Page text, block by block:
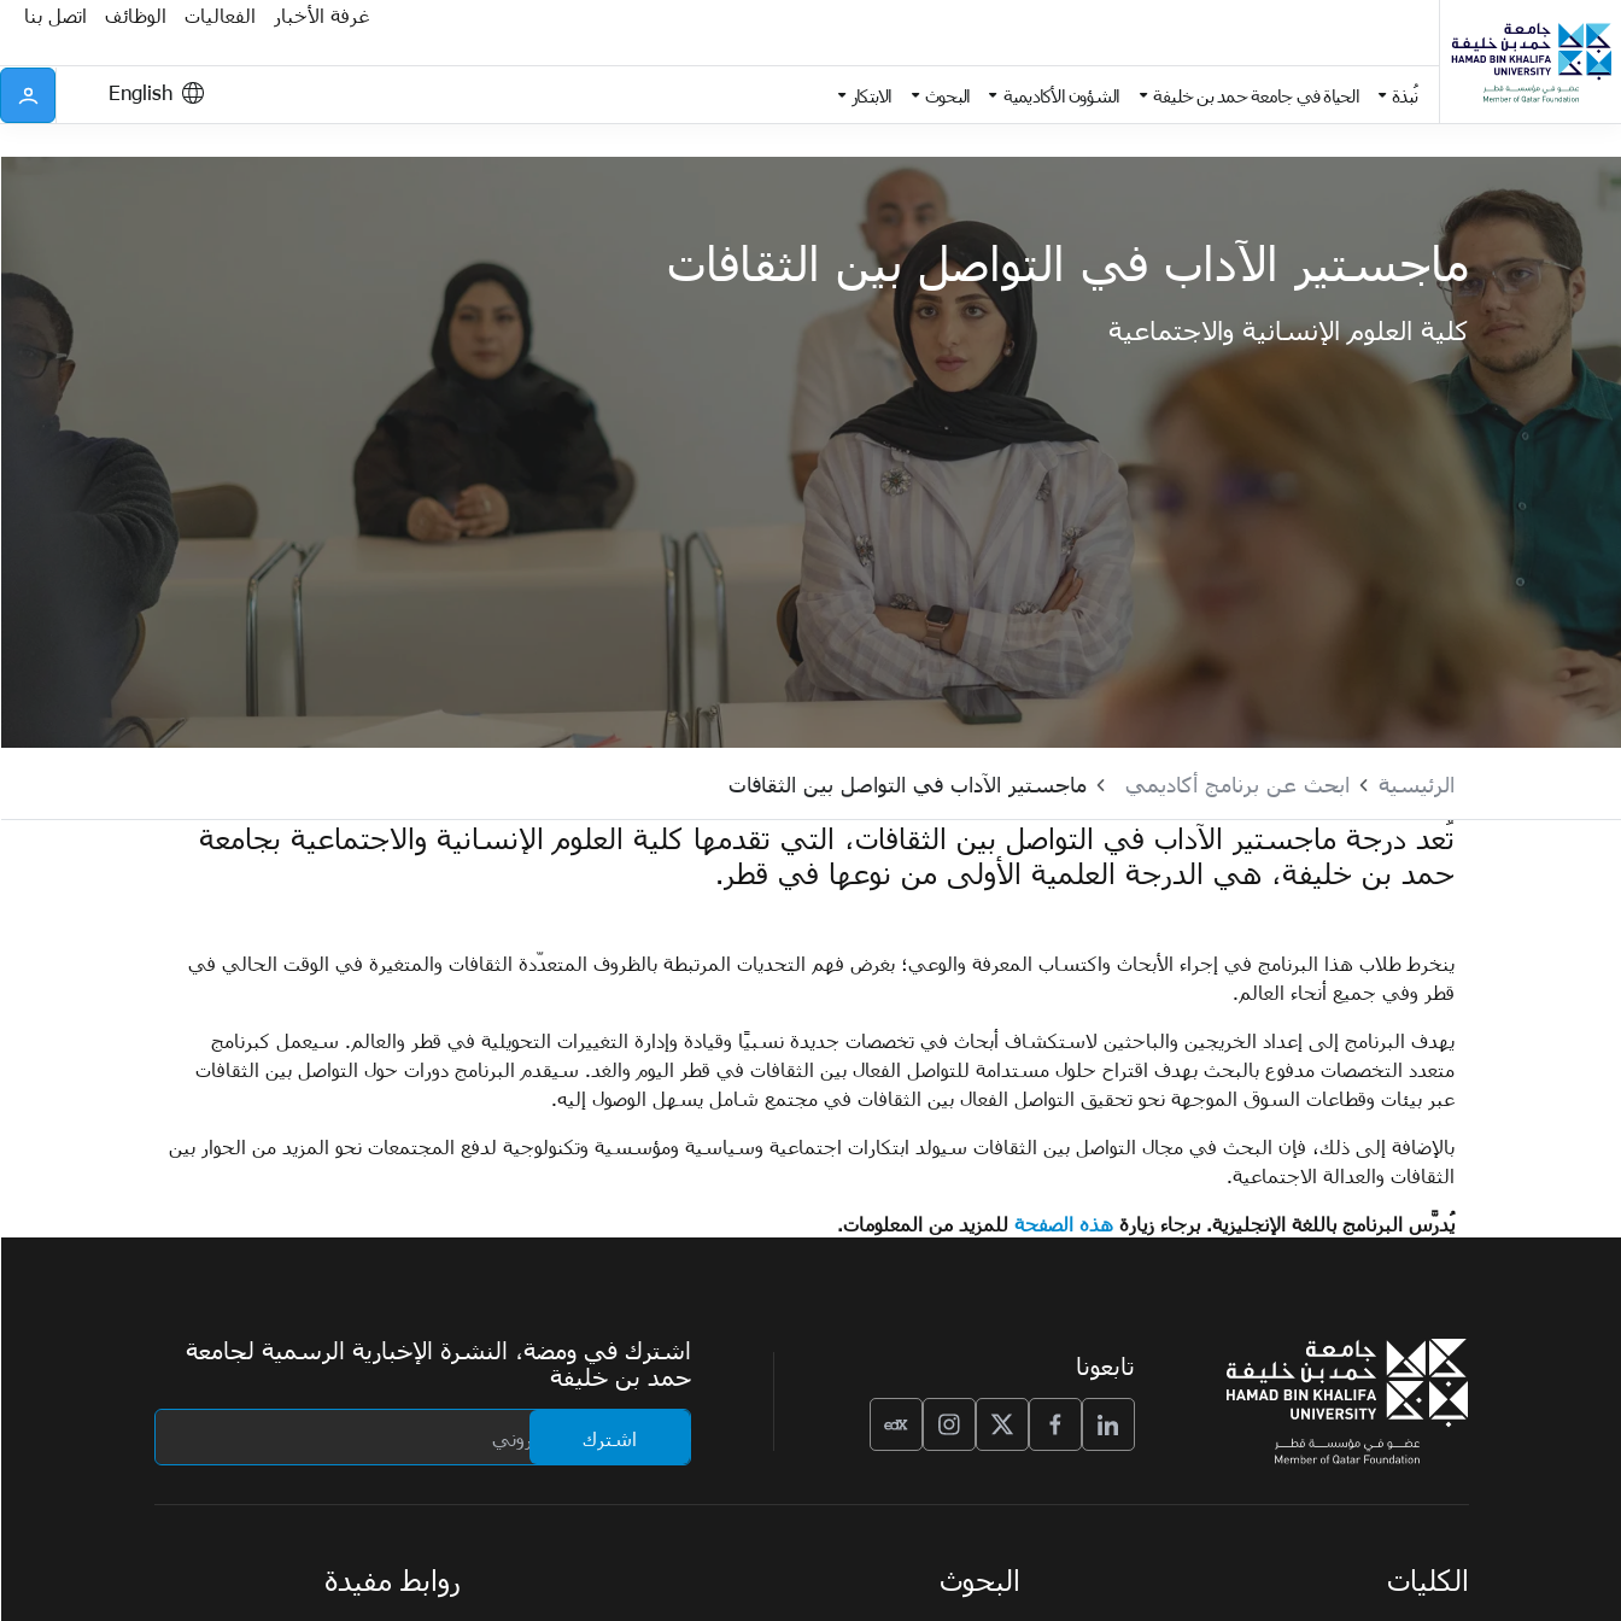
غرفة الأخبار الفعاليات الوظائف اتصل بنا
نُبذة الحياة في جامعة حمد بن خليفة الشؤون الأكاديمية البحوث الابتكار English
ماجستير الآداب في التواصل بين الثقافات
كلية العلوم الإنسانية والاجتماعية
الرئيسية ابحث عن برنامج أكاديمي ماجستير الآداب في التواصل بين الثقافات
تُعد درجة ماجستير الآداب في التواصل بين الثقافات، التي تقدمها كلية العلوم الإنسانية والاجتماعية بجامعة
حمد بن خليفة، هي الدرجة العلمية الأولى من نوعها في قطر.
ينخرط طلاب هذا البرنامج في إجراء الأبحاث واكتساب المعرفة والوعي؛ بغرض فهم التحديات المرتبطة بالظروف المتعدّدة الثقافات والمتغيرة في الوقت الحالي في
قطر وفي جميع أنحاء العالم.
يهدف البرنامج إلى إعداد الخريجين والباحثين لاستكشاف أبحاث في تخصصات جديدة نسبيًا وقيادة وإدارة التغييرات التحويلية في قطر والعالم. سيعمل كبرنامج
متعدد التخصصات مدفوع بالبحث بهدف اقتراح حلول مستدامة للتواصل الفعال بين الثقافات في قطر اليوم والغد. سيقدم البرنامج دورات حول التواصل بين الثقافات
عبر بيئات وقطاعات السوق الموجهة نحو تحقيق التواصل الفعال بين الثقافات في مجتمع شامل يسهل الوصول إليه.
بالإضافة إلى ذلك، فإن البحث في مجال التواصل بين الثقافات سيولد ابتكارات اجتماعية وسياسية ومؤسسية وتكنولوجية لدفع المجتمعات نحو المزيد من الحوار بين
الثقافات والعدالة الاجتماعية.
يُدرَّس البرنامج باللغة الإنجليزية. برجاء زيارةهذه الصفحة للمزيد من المعلومات.
تابعونا
اشترك في ومضة، النشرة الإخبارية الرسمية لجامعة
حمد بن خليفة
الكليات البحوث روابط مفيدة